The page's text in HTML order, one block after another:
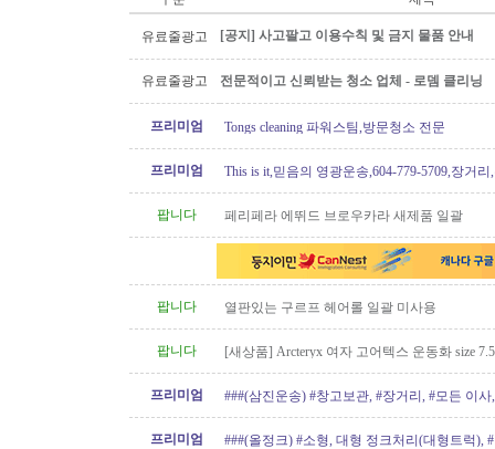
유료줄광고 [공지] 사고팔고 이용수칙 및 금지 물품 안내
유료줄광고 전문적이고 신뢰받는 청소 업체 - 로뎀 클리닝
프리미엄 Tongs cleaning 파워스팀,방문청소 전문
프리미엄 This is it,믿음의 영광운송,604-779-5709,장거리
팝니다 페리페라 에뛰드 브로우카라 새제품 일괄
팝니다 열판있는 구르프 헤어롤 일괄 미사용
팝니다 [새상품] Arcteryx 여자 고어텍스 운동화 size 7.5
프리미엄 ###(삼진운송) #창고보관, #장거리, #모든 이사
프리미엄
###(올정크) #소형, 대형 정크처리(대형트럭),